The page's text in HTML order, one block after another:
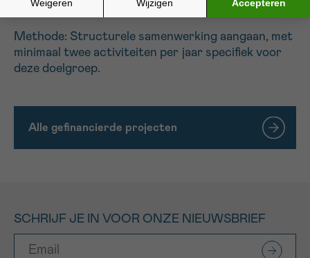
inloophuis Brugge (FIKA)
Methode: Structurele samenwerking aangaan, met
minimaal twee activiteiten per jaar specifiek voor
deze doelgroep.
Alle gefinancierde projecten
SCHRIJF JE IN VOOR ONZE NIEUWSBRIEF